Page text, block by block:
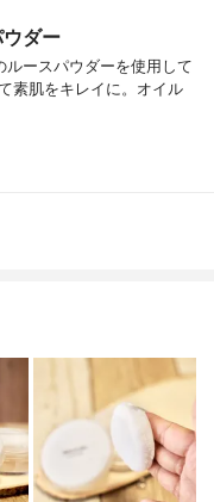
ダー
ースパウダーを使用して
素肌をキレイに。オイル